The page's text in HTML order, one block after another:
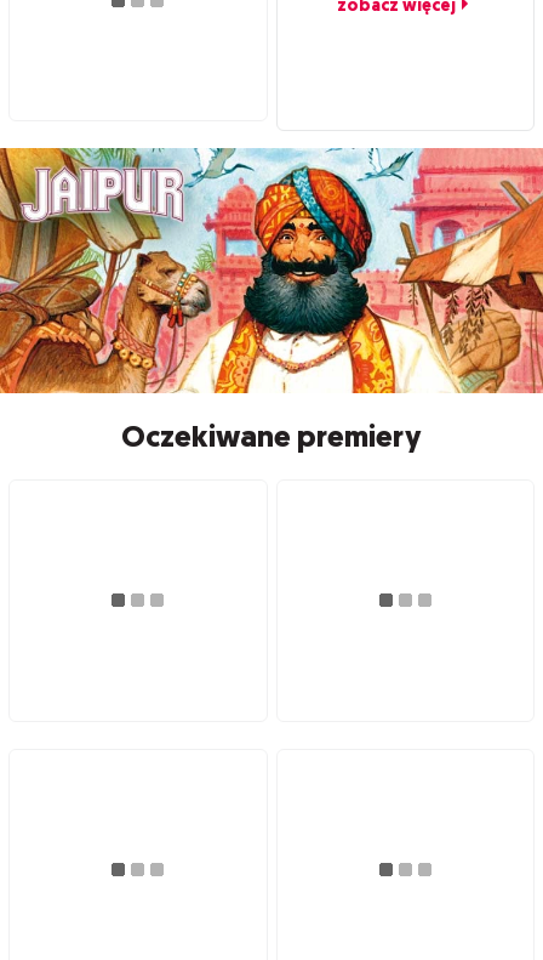
zobacz więcej
Oczekiwane premiery